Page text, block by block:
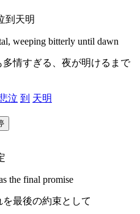
到天明
weeping bitterly until dawn
情すぎる、夜が明けるまで
泣 到 天明
the final promise
最後の約束として